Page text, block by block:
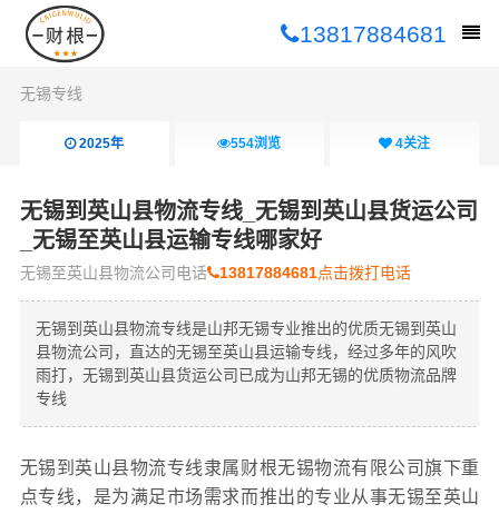
13817884681
无锡专线
2025年 554浏览 4关注
无锡到英山县物流专线_无锡到英山县货运公司
_无锡至英山县运输专线哪家好
无锡至英山县物流公司电话 13817884681点击拨打电话
无锡到英山县物流专线是山邦无锡专业推出的优质无锡到英山
县物流公司，直达的无锡至英山县运输专线，经过多年的风吹
雨打，无锡到英山县货运公司已成为山邦无锡的优质物流品牌
专线
无锡到英山县物流专线隶属财根无锡物流有限公司旗下重
点专线，是为满足市场需求而推出的专业从事无锡至英山